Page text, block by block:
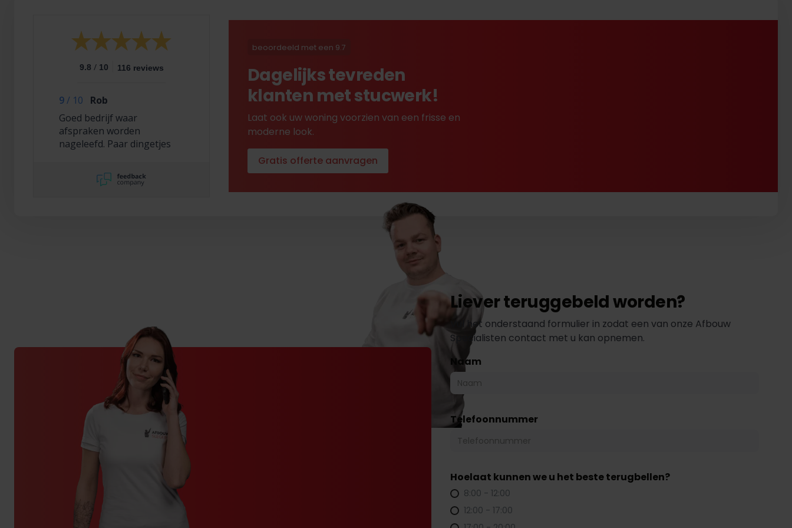
9.8 / 10 116 reviews
9/ 10
Rob
Goed bedrijf waar
afspraken worden
nageleefd. Paar dingetjes
korting gekregen. Duurde
lang eer ik de sleutel
beoordeeld met een 9.7
Dagelijks tevreden
klanten met stucwerk!
Laat ook uw woning voorzien van een frisse en
moderne look.
Gratis offerte aanvragen
Liever teruggebeld worden?
Vul het onderstaand formulier in zodat een van onze Afbouw
Specialisten contact met u kan opnemen.
Naam
Telefoonnummer
Hoelaat kunnen we u het beste terugbellen?
8:00 - 12:00
12:00 - 17:00